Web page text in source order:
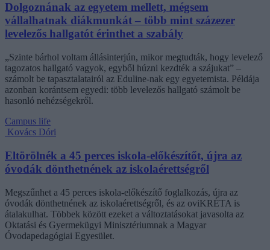
Dolgoznának az egyetem mellett, mégsem
vállalhatnak diákmunkát – több mint százezer
levelezős hallgatót érinthet a szabály
„Szinte bárhol voltam állásinterjún, mikor megtudták, hogy levelező
tagozatos hallgató vagyok, egyből húzni kezdték a szájukat” –
számolt be tapasztalatairól az Eduline-nak egy egyetemista. Példája
azonban korántsem egyedi: több levelezős hallgató számolt be
hasonló nehézségekről.
Campus life
Kovács Dóri
Eltörölnék a 45 perces iskola-előkészítőt, újra az
óvodák dönthetnének az iskolaérettségről
Megszűnhet a 45 perces iskola-előkészítő foglalkozás, újra az
óvodák dönthetnének az iskolaérettségről, és az oviKRÉTA is
átalakulhat. Többek között ezeket a változtatásokat javasolta az
Oktatási és Gyermekügyi Minisztériumnak a Magyar
Óvodapedagógiai Egyesület.